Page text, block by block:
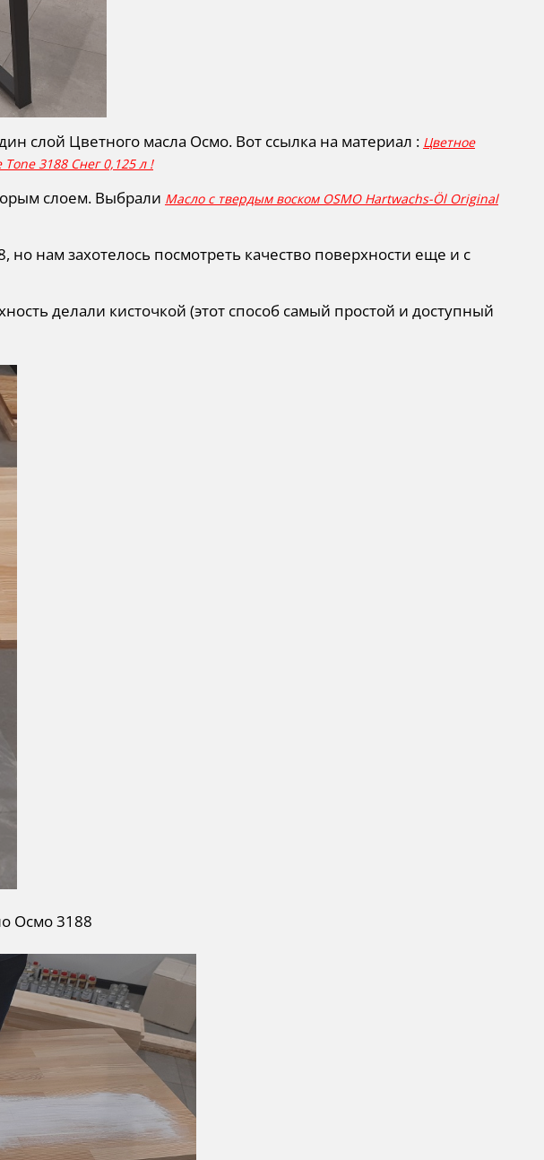
слой Цветного масла Осмо. Вот ссылка на материал : Цветное
3188 Снег 0,125 л !
слоем. Выбрали Масло с твердым воском OSMO Hartwachs-Öl Original
нам захотелось посмотреть качество поверхности еще и с
делали кисточкой (этот способ самый простой и доступный
Осмо 3188